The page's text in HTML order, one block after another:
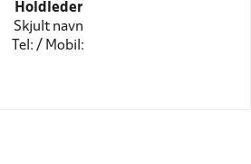
Holdleder
Skjult navn
Tel: / Mobil: